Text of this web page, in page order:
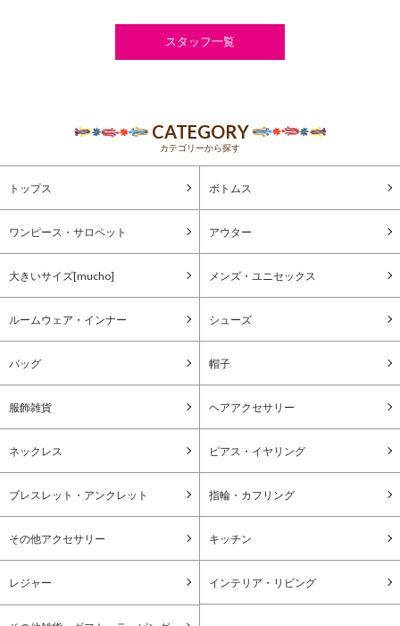
スタッフ一覧
CATEGORY
カテゴリーから探す
トップス ボトムス
ワンピース・サロペット アウター
大きいサイズ[mucho] メンズ・ユニセックス
ルームウェア・インナー シューズ
バッグ 帽子
服飾雑貨 ヘアアクセサリー
ネックレス ピアス・イヤリング
ブレスレット・アンクレット 指輪・カフリング
その他アクセサリー キッチン
レジャー インテリア・リビング